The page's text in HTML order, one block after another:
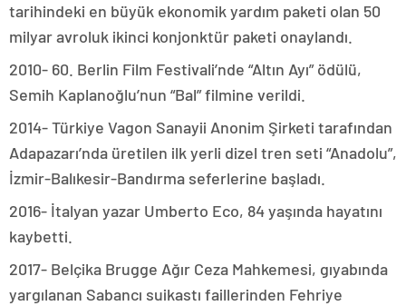
tarihindeki en büyük ekonomik yardım paketi olan 50
milyar avroluk ikinci konjonktür paketi onaylandı.
2010- 60. Berlin Film Festivali’nde “Altın Ayı” ödülü,
Semih Kaplanoğlu’nun “Bal” filmine verildi.
2014- Türkiye Vagon Sanayii Anonim Şirketi tarafından
Adapazarı’nda üretilen ilk yerli dizel tren seti “Anadolu”,
İzmir-Balıkesir-Bandırma seferlerine başladı.
2016- İtalyan yazar Umberto Eco, 84 yaşında hayatını
kaybetti.
2017- Belçika Brugge Ağır Ceza Mahkemesi, gıyabında
yargılanan Sabancı suikastı faillerinden Fehriye